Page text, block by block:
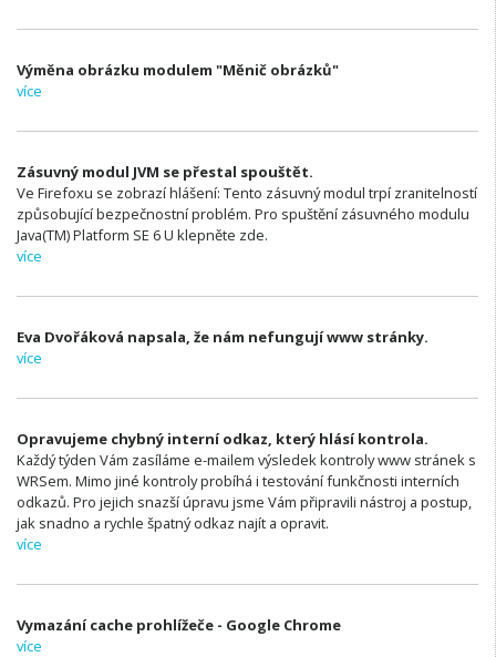
Výměna obrázku modulem "Měnič obrázků"
více
Zásuvný modul JVM se přestal spouštět.
Ve Firefoxu se zobrazí hlášení: Tento zásuvný modul trpí zranitelností
způsobující bezpečnostní problém. Pro spuštění zásuvného modulu
Java(TM) Platform SE 6 U klepněte zde.
více
Eva Dvořáková napsala, že nám nefungují www stránky.
více
Opravujeme chybný interní odkaz, který hlásí kontrola.
Každý týden Vám zasíláme e-mailem výsledek kontroly www stránek s
WRSem. Mimo jiné kontroly probíhá i testování funkčnosti interních
odkazů. Pro jejich snazší úpravu jsme Vám připravili nástroj a postup,
jak snadno a rychle špatný odkaz najít a opravit.
více
Vymazání cache prohlížeče - Google Chrome
více